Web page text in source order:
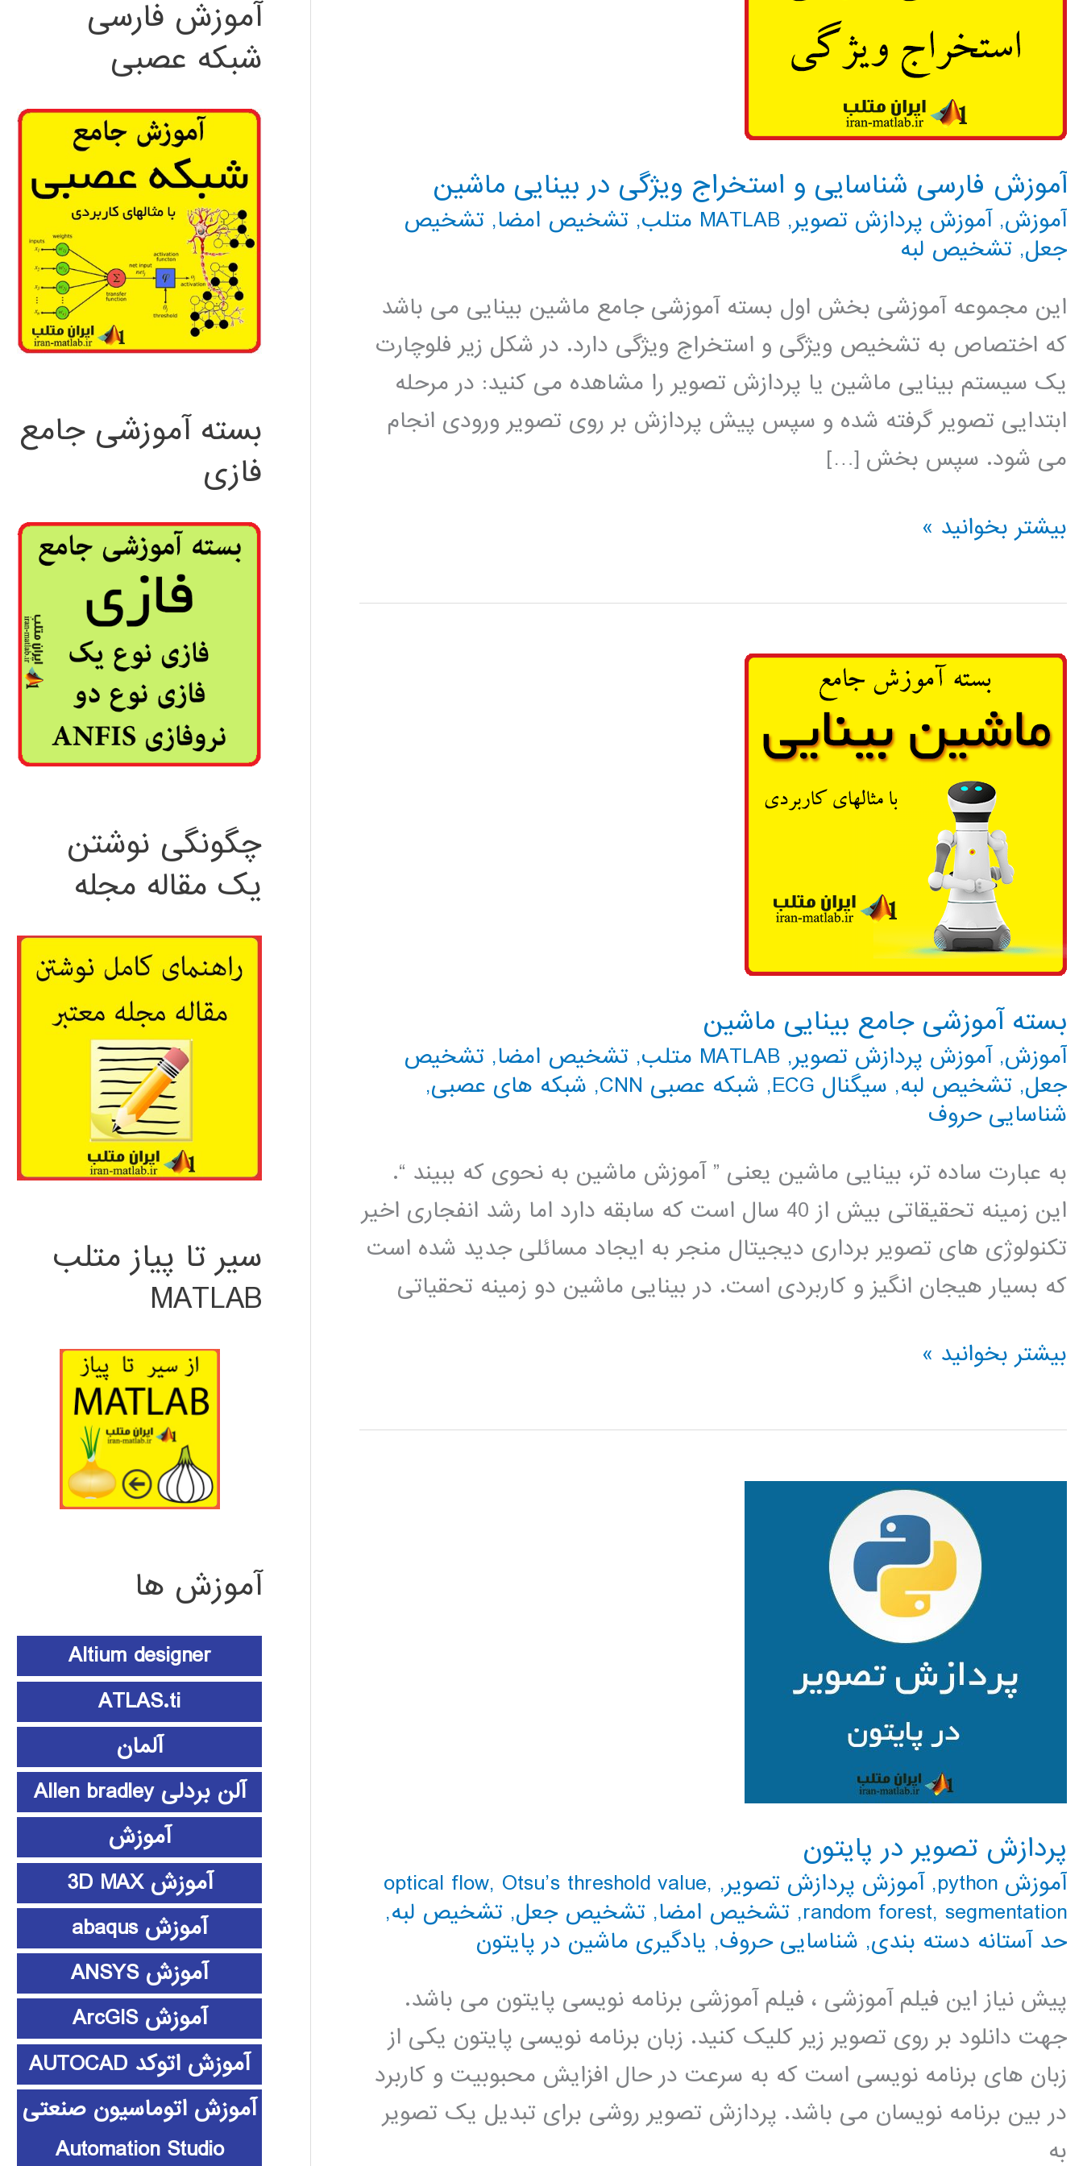
آموزش فارسی شناسایی و استخراج ویژگی در بینایی ماشین
آموزش,آموزش پردازش تصویر, MATLAB متلب , تشخیص امضا, تشخیص
جعل, تشخیص لبه
این مجموعه آموزشی بخش اول بسته آموزشی جامع ماشین بینایی می باشد
که اختصاص به تشخیص ویژگی و استخراج ویژگی دارد. در شکل زیر فلوچارت
یک سیستم بینایی ماشین یا پردازش تصویر را مشاهده می کنید: در مرحله
ابتدایی تصویر گرفته شده و سپس پیش پردازش بر روی تصویر ورودی انجام
می شود. سپس بخش […]
آموزش
شناسایی
استخراج
ویژگی
در
بیشتر بخوانید »
بسته آموزشی جامع بینایی ماشین
آموزش,آموزش پردازش تصویر, MATLAB متلب , تشخیص امضا, تشخیص
جعل, تشخیص لبه, سیگنال ECG , شبکه عصبی CNN , شبکه های عصبی,
شناسایی حروف
به عبارت ساده تر، بینایی ماشین یعنی ” آموزش ماشین به نحوی که ببیند “.
این زمینه تحقیقاتی بیش از 40 سال است که سابقه دارد اما رشد انفجاری اخیر
تکنولوژی های تصویر برداری دیجیتال منجر به ایجاد مسائلی جدید شده است
که بسیار هیجان انگیز و کاربردی است. در بینایی ماشین دو زمینه تحقیاتی
بسته
جامع
بیشتر بخوانید »
پردازش تصویر در پایتون
آموزش python ,آموزش پردازش تصویر,
optical flow, Otsu’s threshold value,
random forest, segmentation
, تشخیص امضا, تشخیص جعل, تشخیص لبه,
حد آستانه دسته بندی, شناسایی حروف, یادگیری ماشین در پایتون
پیش نیاز این فیلم آموزشی ، فیلم آموزشی برنامه نویسی پایتون می باشد.
جهت دانلود بر روی تصویر زیر کلیک کنید. زبان برنامه نویسی پایتون یکی از
زبان های برنامه نویسی است که به سرعت در حال افزایش محبوبیت و کاربرد
در بین برنامه نویسان می باشد. پردازش تصویر روشی برای تبدیل یک تصویر
به
آموزش فارسی
شبکه عصبی
بسته آموزشی جامع
فازی
چگونگی نوشتن
یک مقاله مجله
سیر تا پیاز متلب
MATLAB
آموزش ها
Altium designer
ATLAS.ti
آلمان
آلن بردلی Allen bradley
آموزش
آموزش 3D MAX
آموزش abaqus
آموزش ANSYS
آموزش ArcGIS
آموزش اتوکد AUTOCAD
آموزش اتوماسیون صنعتی
Automation Studio